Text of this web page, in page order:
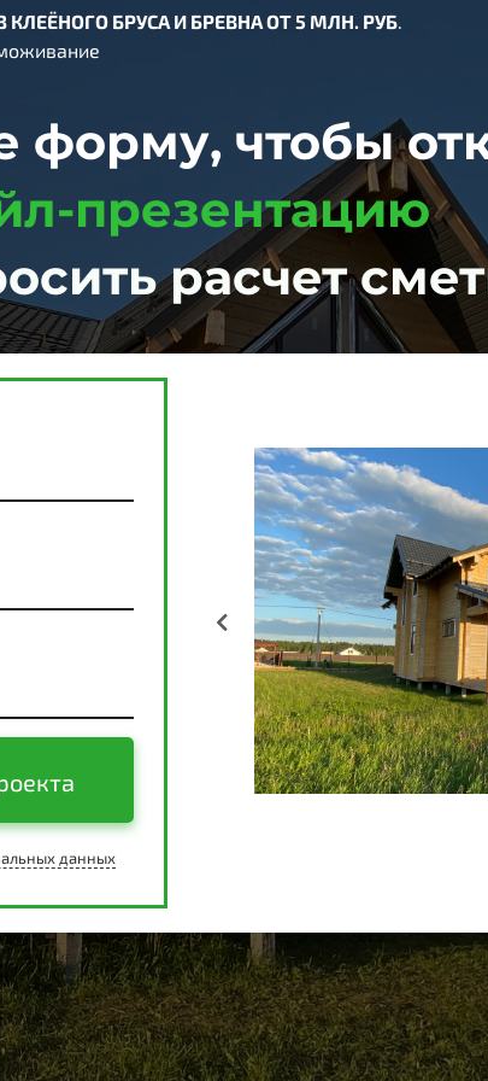
КЛЕЁНОГО БРУСА И БРЕВНАОТ 5 МЛН. РУБ.
форму, чтобы
презентацию
расчет
данных